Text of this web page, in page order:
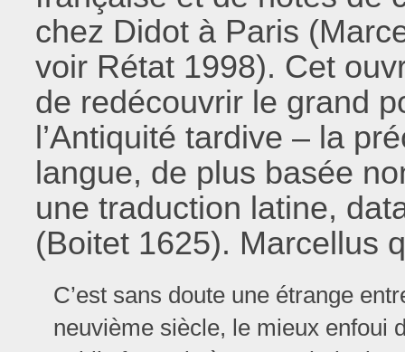
chez Didot à Paris
voir Rétat 1998). Cet
de redécouvrir le grand
l’Antiquité tardive – la
langue, de plus basée
une traduction latine,
(Boitet 1625). Marcellus
C’est sans doute une étrange
neuvième siècle, le mieux enfoui